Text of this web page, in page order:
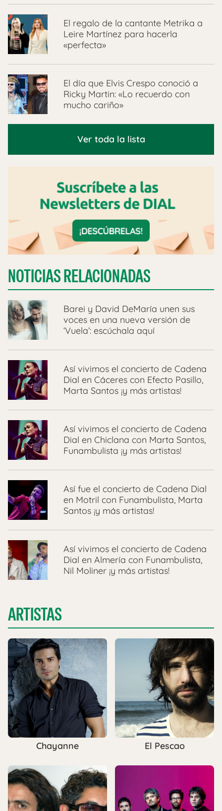
El regalo de la cantante Metrika a
Leire Martínez para hacerla
«perfecta»
El día que Elvis Crespo conoció a
Ricky Martin: «Lo recuerdo con
mucho cariño»
Ver toda la lista
NOTICIAS RELACIONADAS
Barei y David DeMaría unen sus
voces en una nueva versión de
‘Vuela’: escúchala aquí
Así vivimos el concierto de Cadena
Dial en Cáceres con Efecto Pasillo,
Marta Santos ¡y más artistas!
Así vivimos el concierto de Cadena
Dial en Chiclana con Marta Santos,
Funambulista ¡y más artistas!
Así fue el concierto de Cadena Dial
en Motril con Funambulista, Marta
Santos ¡y más artistas!
Así vivimos el concierto de Cadena
Dial en Almería con Funambulista,
Nil Moliner ¡y más artistas!
ARTISTAS
Chayanne El Pescao